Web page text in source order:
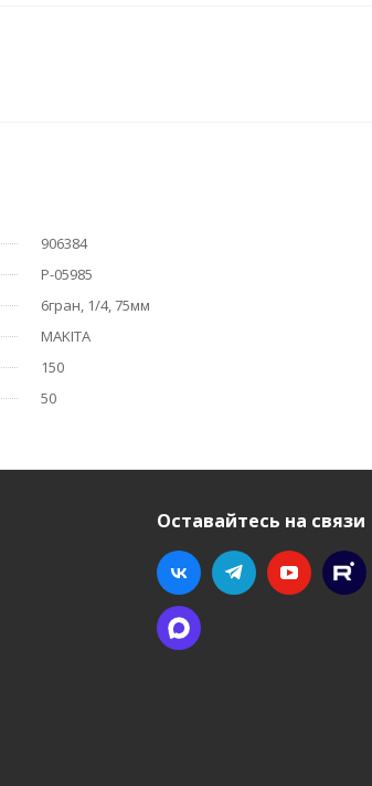
906384
P-05985
6гран, 1/4, 75мм
MAKITA
150
50
Оставайтесь на связи